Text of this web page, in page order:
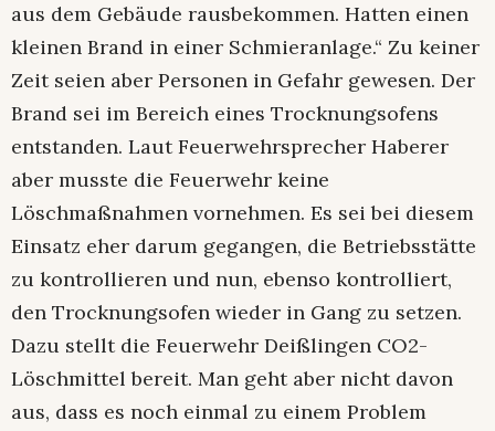
aus dem Gebäude rausbekommen. Hatten einen
kleinen Brand in einer Schmieranlage.“ Zu keiner
Zeit seien aber Personen in Gefahr gewesen. Der
Brand sei im Bereich eines Trocknungsofens
entstanden. Laut Feuerwehrsprecher Haberer
aber musste die Feuerwehr keine
Löschmaßnahmen vornehmen. Es sei bei diesem
Einsatz eher darum gegangen, die Betriebsstätte
zu kontrollieren und nun, ebenso kontrolliert,
den Trocknungsofen wieder in Gang zu setzen.
Dazu stellt die Feuerwehr Deißlingen CO2-
Löschmittel bereit. Man geht aber nicht davon
aus, dass es noch einmal zu einem Problem